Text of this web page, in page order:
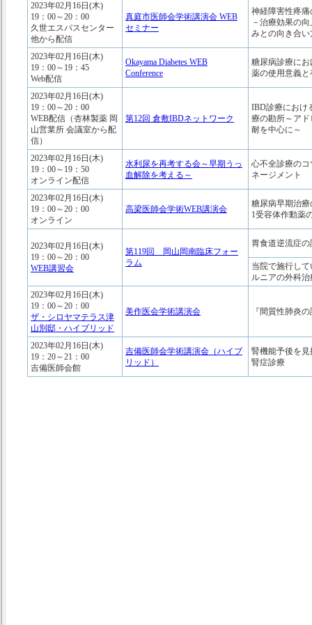
2023年02月16日(木)
19：00～20：00
久世エスパスセンター
他から配信
真庭市医師会学術講演会 WEB
セミナー
神経障害性疼
－治療効果の
みとの向き合い
2023年02月16日(木)
19：00～19：45
Web配信
Okayama Diabetes WEB
Conference
糖尿病診療にお
薬の使用意義と
2023年02月16日(木)
19：00～20：00
WEB配信（杏林製薬 岡
山営業所 会議室から配
信）
第12回 倉敷IBDネットワーク
IBD診療におけ
療の勘所～ア
耐を中心に～
2023年02月16日(木)
19：00～19：50
オンライン配信
水利尿を再考する会～早期うっ
血解除を考える～
心不全診療の
ネージメント
2023年02月16日(木)
19：00～20：00
オンライン
高梁医師会学術WEB講演会
糖尿病早期治
1受容体作動薬
2023年02月16日(木)
19：00～20：00
WEB講習会
第119回 岡山岡南臨床フォー
ラム
胃食道逆流症
当院で施行し
ルニアの外科治
2023年02月16日(木)
19：00～20：00
ザ・シロヤマテラス津
山別邸・ハイブリッド
美作医会学術講演会 『間質性肺炎
2023年02月16日(木)
19：20～21：00
吉備医師会館
吉備医師会学術講演会（ハイブ
リッド）
腎機能予後を
腎症診療